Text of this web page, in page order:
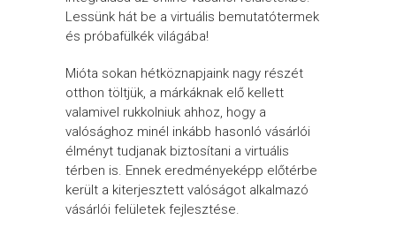
Lessünk hát be a virtuális bemutatótermek
és próbafülkék világába!
Mióta sokan hétköznapjaink nagy részét
otthon töltjük, a márkáknak elő kellett
valamivel rukkolniuk ahhoz, hogy a
valósághoz minél inkább hasonló vásárlói
élményt tudjanak biztosítani a virtuális
térben is. Ennek eredményeképp előtérbe
került a kiterjesztett valóságot alkalmazó
vásárlói felületek fejlesztése.